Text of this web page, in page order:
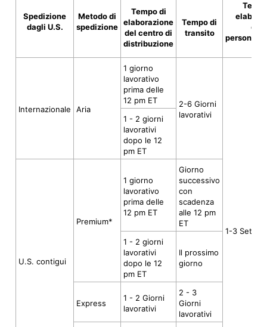
Spedizione
dagli U.S.
Metodo di
spedizione
Tempo di
elaborazione
del centro di
distribuzione
Tempo di
transito
Internazionale Aria
1 giorno
lavorativo
prima delle
12 pm ET
2-6 Giorni
lavorativi
1-3
1 - 2 giorni
lavorativi
dopo le 12
pm ET
U.S. contigui
Premium*
1 giorno
lavorativo
prima delle
12 pm ET
Giorno
successivo
con
scadenza
alle 12 pm
ET
1 - 2 giorni
lavorativi
dopo le 12
pm ET
Il prossimo
giorno
Express
1 - 2 Giorni
lavorativi
2 - 3
Giorni
lavorativi